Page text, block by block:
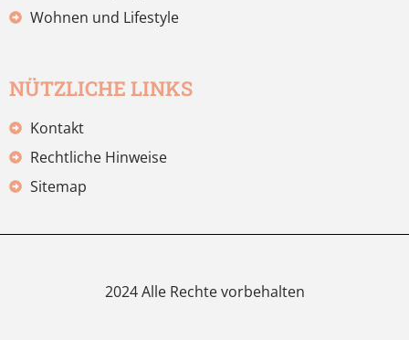
Wohnen und Lifestyle
NÜTZLICHE LINKS
Kontakt
Rechtliche Hinweise
Sitemap
2024 Alle Rechte vorbehalten